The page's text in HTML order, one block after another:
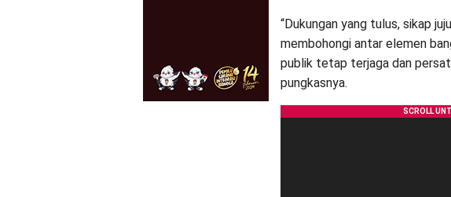
“Dukungan yang tulus, sikap
membohongi antar elemen
publik tetap terjaga dan
pungkasnya.